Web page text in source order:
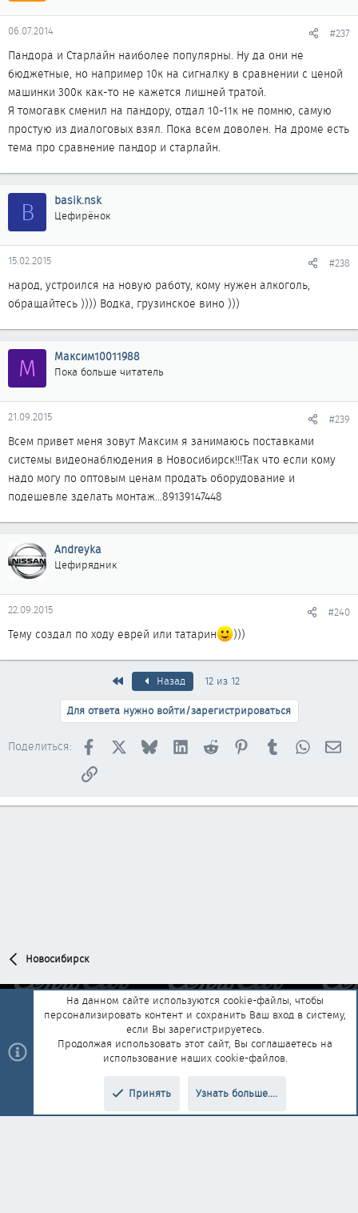
06.07.2014 #237
Пандора и Старлайн наиболее популярны. Ну да они не
бюджетные, но например 10к на сигналку в сравнении с ценой
машинки 300к как-то не кажется лишней тратой.
Я томогавк сменил на пандору, отдал 10-11к не помню, самую
простую из диалоговых взял. Пока всем доволен. На дроме есть
тема про сравнение пандор и старлайн.
B basik.nsk
Цефирёнок
15.02.2015 #238
народ, устроился на новую работу, кому нужен алкоголь,
обращайтесь )))) Водка, грузинское вино )))
М Максим10011988
Пока больше читатель
21.09.2015 #239
Всем привет меня зовут Максим я занимаюсь поставками
системы видеонаблюдения в Новосибирск!!!Так что если кому
надо могу по оптовым ценам продать оборудование и
подешевле зделать монтаж...89139147448
Andreyka
Цефирядник
22.09.2015 #240
Тему создал по ходу еврей или татарин )))
ПервыйНазад
12 из 12
Для ответа нужно войти/зарегистрироваться
Поделиться: Facebook BlueskyLinkedInReddit PinterestTumblr
Ссылка
Новосибирск
Обратная связь
Условия и правила
Политика конфиденциальности
Помощь Главная
R
add-ons by ThemeHouse Перевод от Jumuro®
На данном сайте используются cookie-файлы, чтобы
персонализировать контент и сохранить Ваш вход в систему,
если Вы зарегистрируетесь.
Продолжая использовать этот сайт, Вы соглашаетесь на
использование наших cookie-файлов.
Принять Узнать больше....